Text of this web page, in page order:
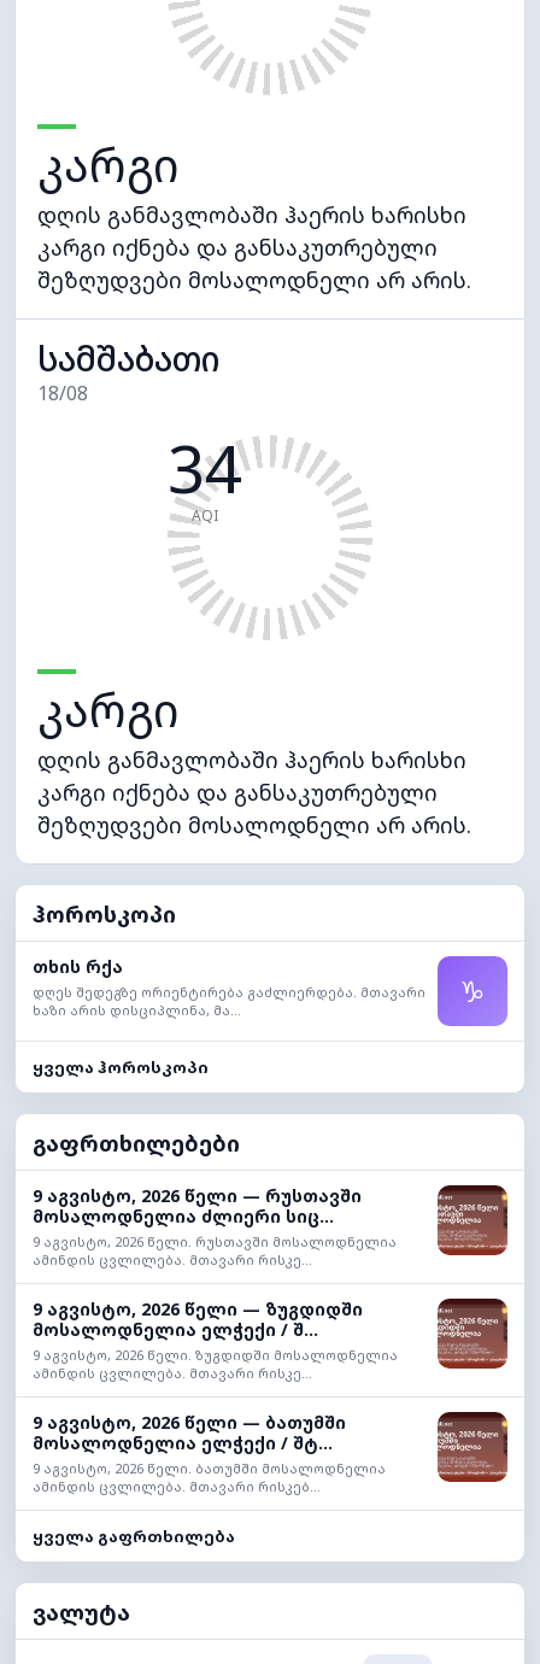
კარგი
დღის განმავლობაში ჰაერის ხარისხი
კარგი იქნება და განსაკუთრებული
შეზღუდვები მოსალოდნელი არ არის.
სამშაბათი
18/08
34
AQI
კარგი
დღის განმავლობაში ჰაერის ხარისხი
კარგი იქნება და განსაკუთრებული
შეზღუდვები მოსალოდნელი არ არის.
ჰოროსკოპი
თხის რქა
დღეს შედეგზე ორიენტირება გაძლიერდება. მთავარი
ხაზი არის დისციპლინა, მა...
♑
ყველა ჰოროსკოპი
გაფრთხილებები
9 აგვისტო, 2026 წელი — რუსთავში
მოსალოდნელია ძლიერი სიც...
9 აგვისტო, 2026 წელი. რუსთავში მოსალოდნელია
ამინდის ცვლილება. მთავარი რისკე...
9 აგვისტო, 2026 წელი — ზუგდიდში
მოსალოდნელია ელჭექი / შ...
9 აგვისტო, 2026 წელი. ზუგდიდში მოსალოდნელია
ამინდის ცვლილება. მთავარი რისკე...
9 აგვისტო, 2026 წელი — ბათუმში
მოსალოდნელია ელჭექი / შტ...
9 აგვისტო, 2026 წელი. ბათუმში მოსალოდნელია
ამინდის ცვლილება. მთავარი რისკებ...
ყველა გაფრთხილება
ვალუტა